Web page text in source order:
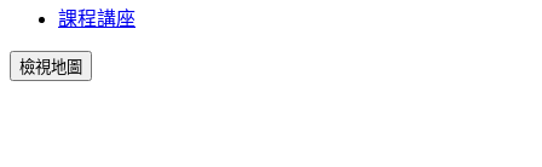
課程講座
檢視地圖